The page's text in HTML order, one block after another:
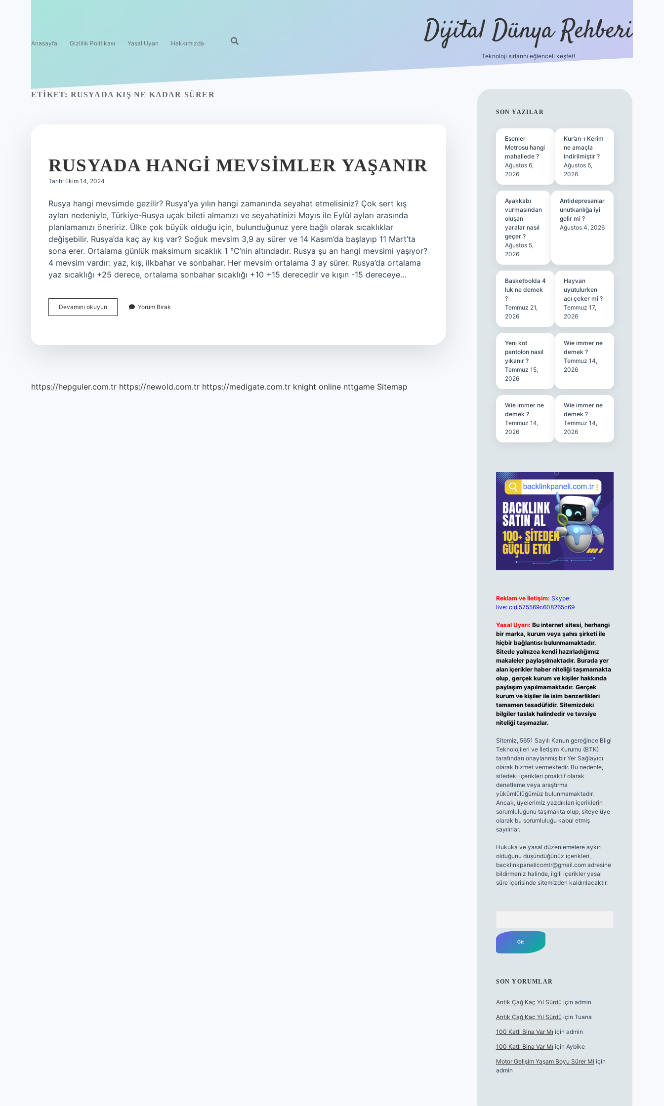
Anasayfa Gizlilik Politikası Yasal Uyarı Hakkımızda Dijital Dünya Rehberi
Teknoloji sırlarını eğlenceli keşfet!
ETIKET: RUSYADA KIŞ NE KADAR SÜRER
RUSYADA HANGI MEVSIMLER YAŞANIR
Tarih: Ekim 14, 2024
Rusya hangi mevsimde gezilir? Rusya’ya yılın hangi zamanında seyahat etmelisiniz? Çok sert kış
ayları nedeniyle, Türkiye-Rusya uçak bileti almanızı ve seyahatinizi Mayıs ile Eylül ayları arasında
planlamanızı öneririz. Ülke çok büyük olduğu için, bulunduğunuz yere bağlı olarak sıcaklıklar
değişebilir. Rusya’da kaç ay kış var? Soğuk mevsim 3,9 ay sürer ve 14 Kasım’da başlayıp 11 Mart’ta
sona erer. Ortalama günlük maksimum sıcaklık 1 °C’nin altındadır. Rusya şu an hangi mevsimi yaşıyor?
4 mevsim vardır: yaz, kış, ilkbahar ve sonbahar. Her mevsim ortalama 3 ay sürer. Rusya’da ortalama
yaz sıcaklığı +25 derece, ortalama sonbahar sıcaklığı +10 +15 derecedir ve kışın -15 dereceye…
Devamını okuyun Rusyada
Hangi
Yorum Bırak
https://hepguler.com.tr https://newold.com.tr https://medigate.com.tr knight online nttgame Sitemap
SIDEBAR
SON YAZILAR
Esenler
Metrosu hangi
mahallede ?
Ağustos 6,
2026
Kur’an-ı Kerim
ne amaçla
indirilmiştir ?
Ağustos 6,
2026
Ayakkabı
vurmasından
oluşan
yaralar nasıl
geçer ?
Ağustos 5,
2026
Antidepresanlar
unutkanlığa iyi
gelir mi ?
Ağustos 4, 2026
Basketbolda 4
luk ne demek
?
Temmuz 21,
2026
Hayvan
uyutulurken
acı çeker mi ?
Temmuz 17,
2026
Yeni kot
pantolon nasıl
yıkanır ?
Temmuz 15,
2026
Wie immer ne
demek ?
Temmuz 14,
2026
Wie immer ne
demek ?
Temmuz 14,
2026
Wie immer ne
demek ?
Temmuz 14,
2026
Reklam ve İletişim: Skype:
live:.cid.575569c608265c69
Yasal Uyarı: Bu internet sitesi, herhangi
bir marka, kurum veya şahıs şirketi ile
hiçbir bağlantısı bulunmamaktadır.
Sitede yalnızca kendi hazırladığımız
makaleler paylaşılmaktadır. Burada yer
alan içerikler haber niteliği taşımamakta
olup, gerçek kurum ve kişiler hakkında
paylaşım yapılmamaktadır. Gerçek
kurum ve kişiler ile isim benzerlikleri
tamamen tesadüfidir. Sitemizdeki
bilgiler taslak halindedir ve tavsiye
niteliği taşımazlar.
Sitemiz, 5651 Sayılı Kanun gereğince Bilgi
Teknolojileri ve İletişim Kurumu (BTK)
tarafından onaylanmış bir Yer Sağlayıcı
olarak hizmet vermektedir. Bu nedenle,
sitedeki içerikleri proaktif olarak
denetleme veya araştırma
yükümlülüğümüz bulunmamaktadır.
Ancak, üyelerimiz yazdıkları içeriklerin
sorumluluğunu taşımakta olup, siteye üye
olarak bu sorumluluğu kabul etmiş
sayılırlar.
Hukuka ve yasal düzenlemelere aykırı
olduğunu düşündüğünüz içerikleri,
backlinkpanelicomtr@gmail.comadresine
bildirmeniz halinde, ilgili içerikler yasal
süre içerisinde sitemizden kaldırılacaktır.
SON YORUMLAR
Antik Çağ Kaç Yıl Sürdü için admin
Antik Çağ Kaç Yıl Sürdü için Tuana
100 Katlı Bina Var Mı için admin
100 Katlı Bina Var Mı için Aybike
Motor Gelişim Yaşam Boyu Sürer Mi için
admin
tulipbet